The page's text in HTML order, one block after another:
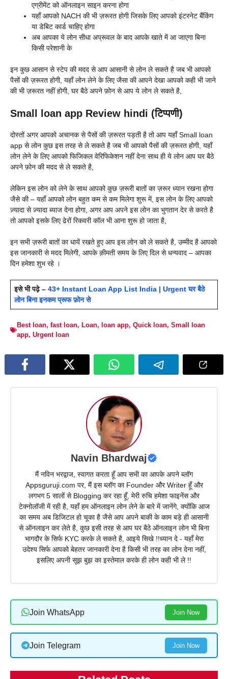
एग्रीमेंट को ऑनलाइन साइन करना होगा
यहाँ आपको NACH की भी ज़रूरत होगी जिसके लिए आपको इंटरनेट बैंकिंग
या डेबिट कार्ड चाहिए होगा
अब आपका ये लोन सीधा अप्रूवल के बाद आपके खाते में आ जाएगा बिना
किसी परेशानी के
इन कुछ आसान से स्टेप की मदद से आप आसानी से लोन ले सकते है जब भी आपको
पैसों की ज़रूरत होगी, यहाँ लोन लेने के लिए जैसा की आपने देखा आपको कही भी जाने
की भी ज़रूरत नहीं होगी, घर बैठे अपने फ़ोन से आप ये लोन ले सकते है,
Small loan app Review hindi (टिप्पणी)
दोस्तों अगर आपको अचानक से पैसों की ज़रूरत पड़ती है तो आप यहाँSmall loan
app से लोन कुछ इस तरह से ले सकते है जब भी आपको पैसों की ज़रूरत होगी, यहाँ
लोन लेने के लिए आपको फिजिकल वेरिफिकेशन नहीं देना साथ ही ये लोन आप घर बैठे
अपने फ़ोन की मदद से ले सकते है,
लेकिन इस लोन को लेने के साथ आपको कुछ ज़रूरी बातों का ज़रूर ध्यान रखना होगा
जैसे की – यहाँ आपको लोन बहुत कम से कम मिलेगा शुरू में, इस लोन के लिए आपको
ज़्यादा से ज़्यादा ब्याज देना होगा, अगर आप अपने इस लोन का भुगतान देर से करते है
तो आपको इसके लिए ढेरों रिकवरी कॉल भी आना शुरू हो जाता है,
इन सभी ज़रूरी बातों का धायें रखते हुए आप इस लोन को ले सकते है, उम्मीद है आपको
इस जानकारी से मदद मिलेगी, आपके क़ीमती समय के लिए दिल से धन्यवाद – आपका
दिन हमेशा शुभ रहे ।
इसे भी पढ़े – 43+ Instant Loan App List India | Urgent घर बैठे
लोन बिना इनकम प्रूफ फ़ोन से
Best loan, fast loan, Loan, loan app, Quick loan, Small loan
app, Urgent loan
Navin Bhardwaj
मैं नविन भरद्वाज, स्वागत करता हूँ आप सभी का आपके अपने ब्लॉग
Appsguruji.com पर, मैं इस ब्लॉग का Founder और Writer हूँ और
लगभग 5 सालों से Blogging कर रहा हूँ, मेरी रुचि हमेशा फाइनेंस और
टेक्नोलॉजी में रही है, यहाँ हम ऑनलाइन लोन लेने के बारे में जानेंगे, क्योंकि आज
का समय अब डिजिटल हो चूका है जैसे आप अपने बाकी के काम बड़े ही आसानी
से ऑनलाइन कर लेते है, कुछ इसी तरह से आप घर बैठे ऑनलाइन लोन भी बिना
भागदौर के सिर्फ KYC करके ले सकते है, आइये सिखे !!ध्यान दे - यहाँ मेरा
उदेश्य सिर्फ आपको बेहतर जानकारी देना है किसी भी तरह का लोन देना नहीं,
इसलिए अपनी सूझ बुझ का इस्तेमाल करके ही लोन कही भी ले !!
Join WhatsApp Join Now
Join Telegram Join Now